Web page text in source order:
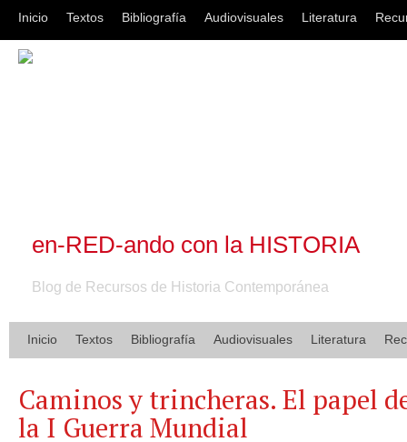
Inicio Textos Bibliografía Audiovisuales Literatura
en-RED-ando con la HISTORIA
Blog de Recursos de Historia Contemporánea
Inicio Textos Bibliografía Audiovisuales Literatura
Caminos y trincheras. El papel
la I Guerra Mundial